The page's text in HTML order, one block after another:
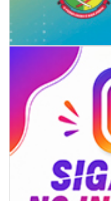
05/08/2026 | 07:00
Sorveteria do Norte de SC
Florianópolis
GERAL